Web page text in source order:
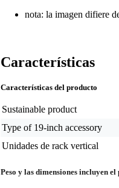
nota: la imagen difiere
Características
Características del producto
Sustainable product
Type of 19-inch accessory
Unidades de rack vertical
Peso y las dimensiones incluyen el